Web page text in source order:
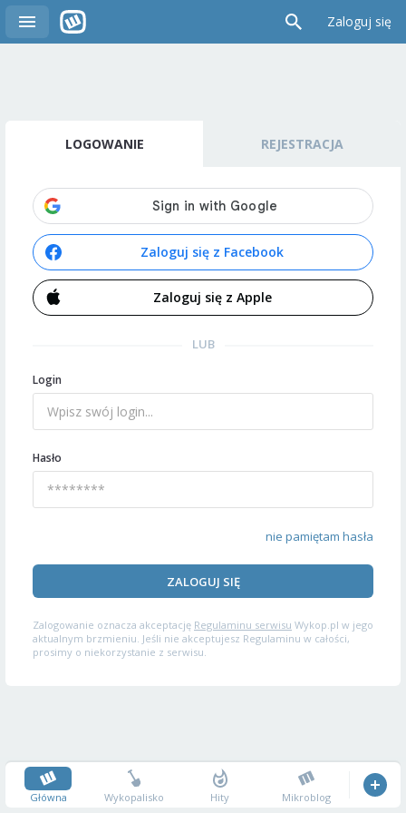
Zaloguj się
LOGOWANIE REJESTRACJA
Zaloguj się z Facebook
Zaloguj się z Apple
LUB
Login
Hasło
nie pamiętam hasła
ZALOGUJ SIĘ
Zalogowanie oznacza akceptację Regulaminu serwisu Wykop.pl w jego
aktualnym brzmieniu. Jeśli nie akceptujesz Regulaminu w całości,
prosimy o niekorzystanie z serwisu.
Główna Wykopalisko Hity Mikroblog